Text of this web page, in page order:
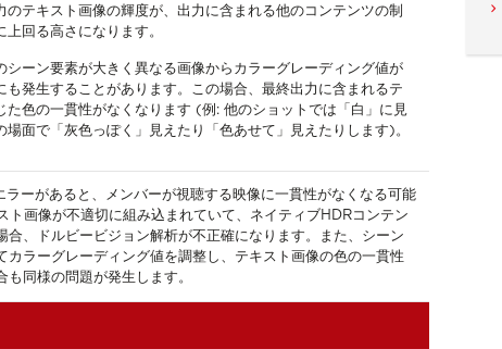
のテキスト画像の輝度が、出力に含まれる他のコンテンツの制
回る高さになります。
シーン要素が大きく異なる画像からカラーグレーディング値が
も発生することがあります。この場合、最終出力に含まれるテ
た色の一貫性がなくなります (例: 他のショットでは「白」に見
面で「灰色っぽく」見えたり「色あせて」見えたりします)。
ーがあると、メンバーが視聴する映像に一貫性がなくなる可能
ト画像が不適切に組み込まれていて、ネイティブHDRコンテン
合、ドルビービジョン解析が不正確になります。また、シーン
カラーグレーディング値を調整し、テキスト画像の色の一貫性
同様の問題が発生します。